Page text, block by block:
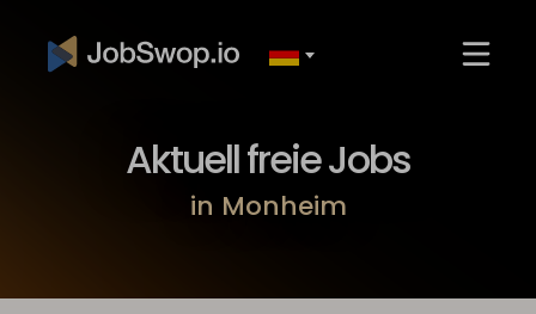
Aktuell freie Jobs
in Monheim